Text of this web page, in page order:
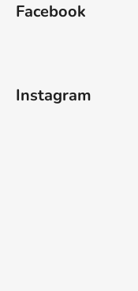
Facebook
Instagram